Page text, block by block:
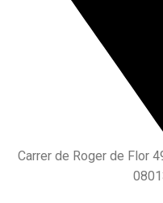
Carrer de Roger de Flor